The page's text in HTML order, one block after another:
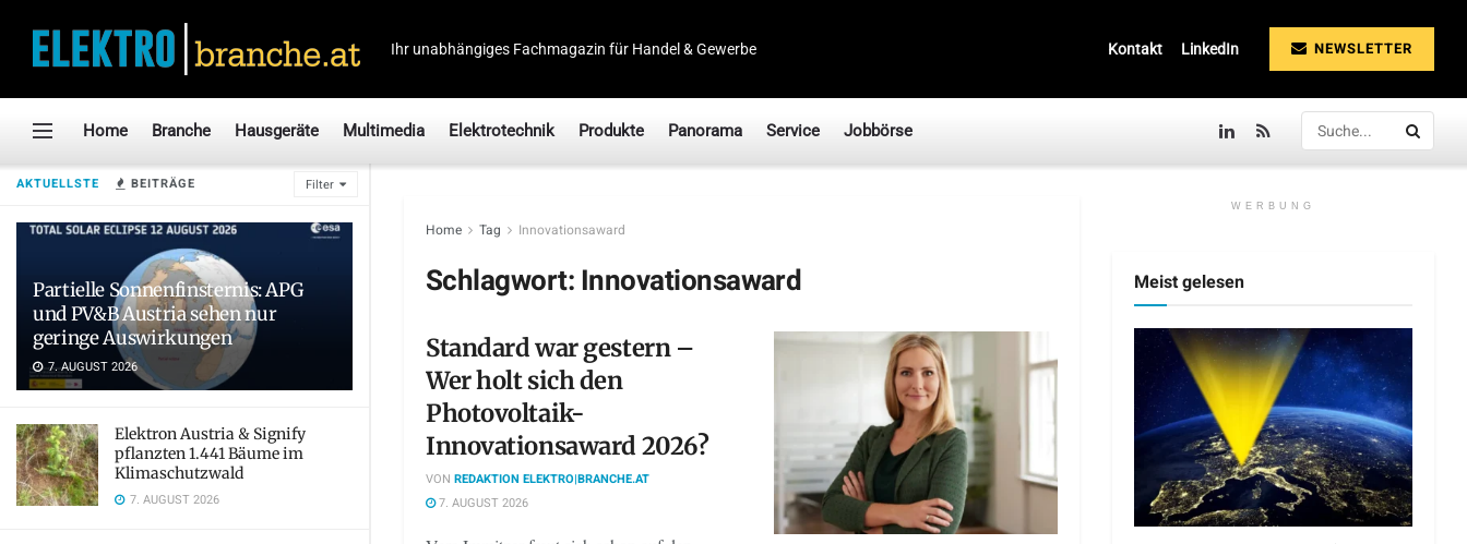
AKTUELLSTE BEITRÄGE Filter
Partielle Sonnenfinsternis: APG
und PV&B Austria sehen nur
geringe Auswirkungen
7. AUGUST 2026
Elektron Austria & Signify
pflanzten 1.441 Bäume im
Klimaschutzwald
7. AUGUST 2026
Ihr unabhängiges Fachmagazin für Handel & Gewerbe Kontakt LinkedIn NEWSLETTER
Home Branche Hausgeräte Multimedia Elektrotechnik Produkte Panorama Service Jobbörse
Home Tag Innovationsaward
Schlagwort:Innovationsaward
Standard war gestern –
Wer holt sich den
Photovoltaik-
Innovationsaward 2026?
VON REDAKTION ELEKTRO|BRANCHE.AT
7. AUGUST 2026
WERBUNG
Meist gelesen